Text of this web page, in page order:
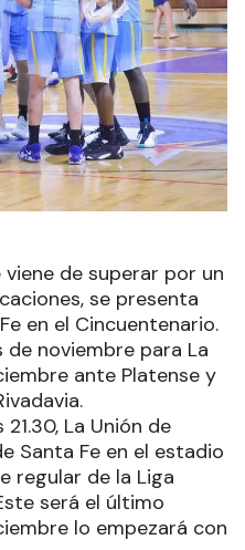
de superar por un
se presenta
en el Cincuentenario.
noviembre para La
ante Platense y
La Unión de
Santa Fe en el estadio
regular de la Liga
será el último
lo empezará con